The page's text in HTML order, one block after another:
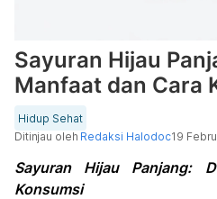
Sayuran Hijau
Manfaat dan Cara
Hidup Sehat
Ditinjau oleh Redaksi Halodoc19
Sayuran Hijau Panjang:
Konsumsi